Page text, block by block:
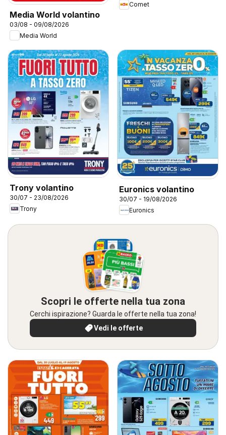
Media World volantino
03/08 - 09/08/2026
Media World
Comet
Trony volantino
30/07 - 23/08/2026
Trony
Euronics volantino
30/07 - 19/08/2026
Euronics
Scopri le offerte nella tua zona
Cerchi ispirazione? Guarda le offerte nella tua zona!
Vedi le offerte